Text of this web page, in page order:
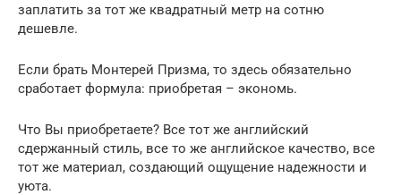
заплатить за тот же квадратный метр на сотню
дешевле.
Если брать Монтерей Призма, то здесь обязательно
сработает формула: приобретая – экономь.
Что Вы приобретаете? Все тот же английский
сдержанный стиль, все то же английское качество, все
тот же материал, создающий ощущение надежности и
уюта.